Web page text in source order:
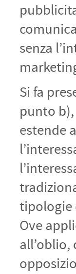
senza
Si fa
punto
estende
tipologie
Ove